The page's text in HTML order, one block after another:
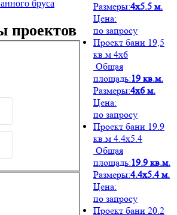
бруса
проектов
Размеры:4х5.5 м.
Цена:
по запросу
Проект бани 19,5
кв.м 4х6
Общая
площадь:19 кв.м.
Размеры:4х6 м.
Цена:
по запросу
Проект бани 19.9
кв.м 4.4х5.4
Общая
площадь:19.9 кв.м.
Размеры:4.4х5.4 м.
Цена:
по запросу
Проект бани 20.2